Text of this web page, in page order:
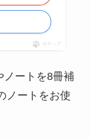
ポチップ
ノートを8冊補
ノートをお使